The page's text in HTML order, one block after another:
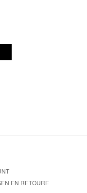
EN RETOURE